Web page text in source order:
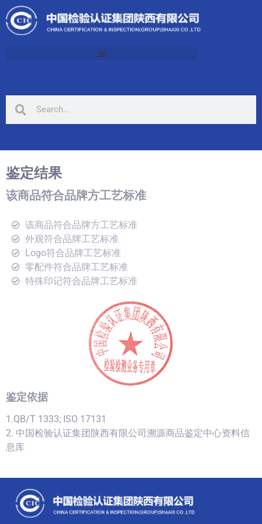
鉴定结果
该商品符合品牌方工艺标准
该商品符合品牌方工艺标准
外观符合品牌工艺标准
Logo符合品牌工艺标准
零配件符合品牌工艺标准
特殊印记符合品牌工艺标准
鉴定依据
1.QB/T 1333; ISO 17131
2. 中国检验认证集团陕西有限公司溯源商品鉴定中心资料信
息库